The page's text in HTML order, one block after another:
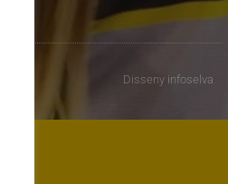
Disseny infoselva